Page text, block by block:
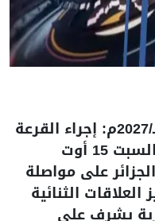
حج موسم 1448هـ/2027م: إجراء القرعة
15 أوت
على مواصلة
الثنائية
يشرف على